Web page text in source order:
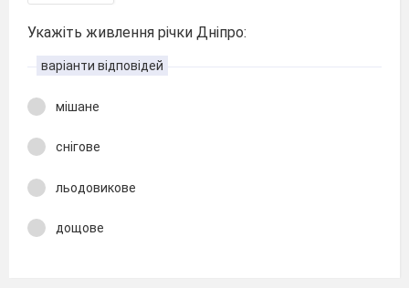
Укажіть живлення річки Дніпро:
варіанти відповідей
мішане
снігове
льодовикове
дощове